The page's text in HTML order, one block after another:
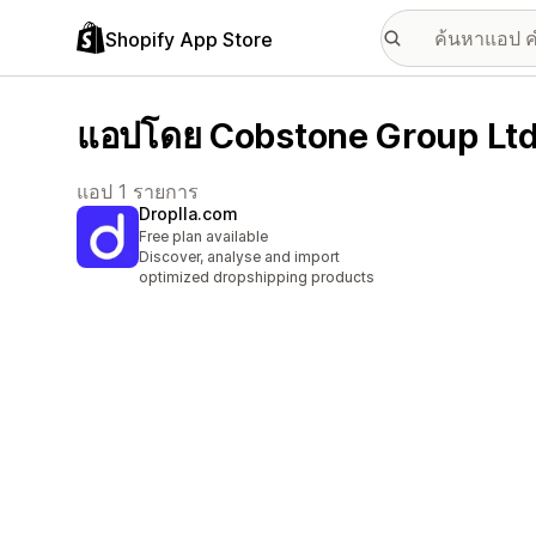
Shopify App Store
แอปโดย Cobstone Group
แอป 1 รายการ
Droplla.com
Free plan available
Discover, analyse and import
optimized dropshipping products